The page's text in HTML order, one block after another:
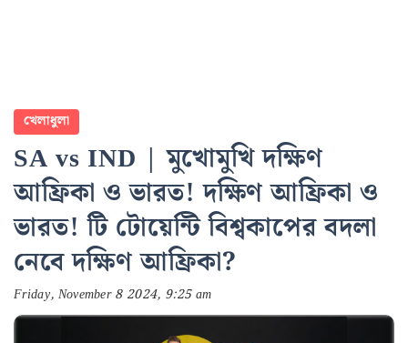
খেলাধুলা
SA vs IND | মুখোমুখি দক্ষিণ
আফ্রিকা ও ভারত! দক্ষিণ আফ্রিকা ও
ভারত! টি টোয়েন্টি বিশ্বকাপের বদলা
নেবে দক্ষিণ আফ্রিকা?
Friday, November 8 2024, 9:25 am